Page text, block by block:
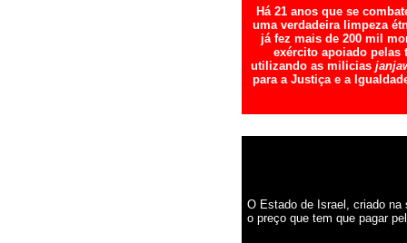
Há 21 anos que se
uma verdadeira limpeza
já fez mais de 200 mil
exército apoiado pelas
utilizando as milicias
para a Justiça e a
O Estado de Israel, criado na
o preço que tem que pagar